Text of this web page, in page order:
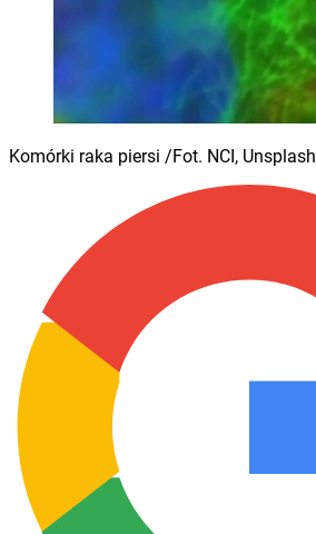
Komórki raka piersi /Fot. NCI, Unsplash